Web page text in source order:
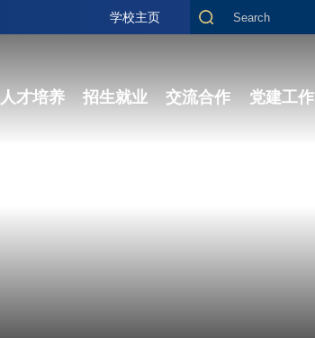
学校主页
人才培养 招生就业 交流合作 党建工作